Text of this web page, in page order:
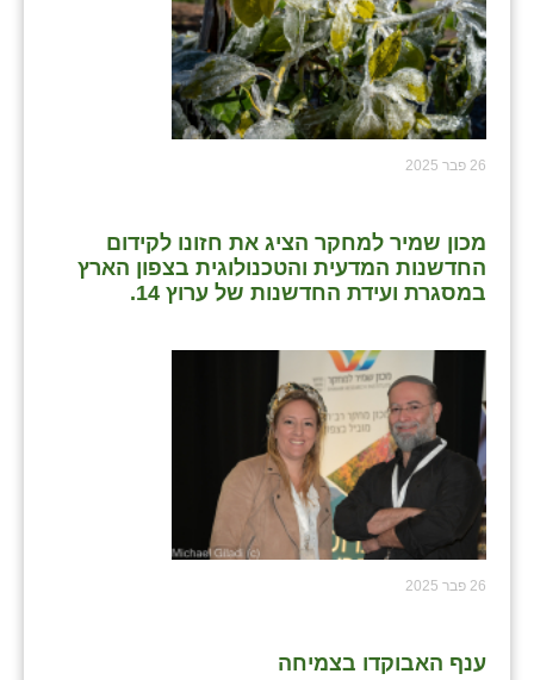
26 פבר 2025
מכון שמיר למחקר הציג את חזונו לקידום
החדשנות המדעית והטכנולוגית בצפון הארץ
במסגרת ועידת החדשנות של ערוץ 14.
26 פבר 2025
ענף האבוקדו בצמיחה